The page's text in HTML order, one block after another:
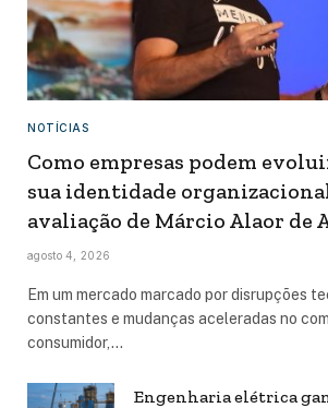
NOTÍCIAS
Como empresas podem
sua identidade
avaliação de Márcio Alaor de
agosto 4, 2026
Em um mercado marcado por disrupções
constantes e mudanças aceleradas no
consumidor,…
Engenharia elétrica